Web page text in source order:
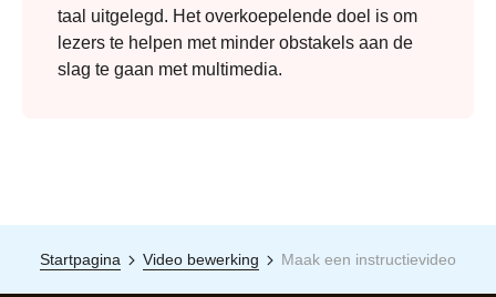
taal uitgelegd. Het overkoepelende doel is om
lezers te helpen met minder obstakels aan de
slag te gaan met multimedia.
Startpagina Video bewerking Maak een instructievideo